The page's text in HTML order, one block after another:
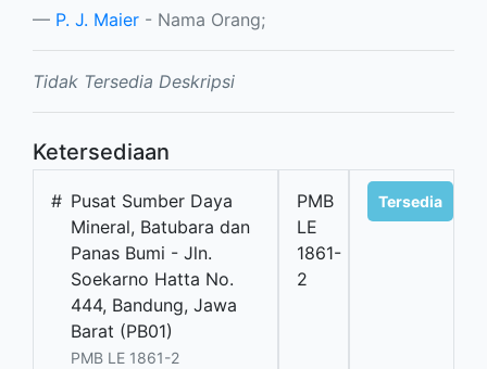
P. J. Maier - Nama Orang;
Tidak Tersedia Deskripsi
Ketersediaan
# Pusat Sumber Daya
Mineral, Batubara dan
Panas Bumi - Jln.
Soekarno Hatta No.
444, Bandung, Jawa
Barat (PB01)
PMB LE 1861-2
PMB
LE
1861-
2
Tersedia